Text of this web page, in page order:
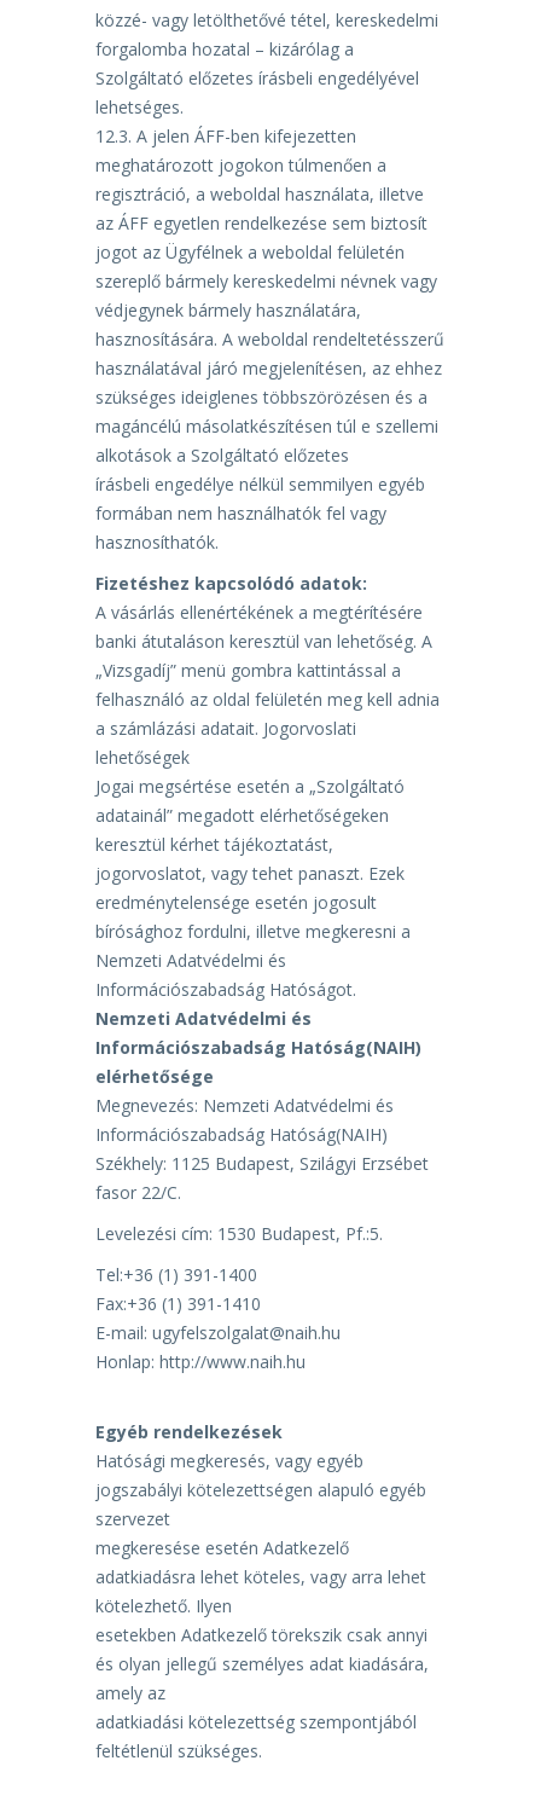
közzé- vagy letölthetővé tétel, kereskedelmi
forgalomba hozatal – kizárólag a
Szolgáltató előzetes írásbeli engedélyével
lehetséges.
12.3. A jelen ÁFF-ben kifejezetten
meghatározott jogokon túlmenően a
regisztráció, a weboldal használata, illetve
az ÁFF egyetlen rendelkezése sem biztosít
jogot az Ügyfélnek a weboldal felületén
szereplő bármely kereskedelmi névnek vagy
védjegynek bármely használatára,
hasznosítására. A weboldal rendeltetésszerű
használatával járó megjelenítésen, az ehhez
szükséges ideiglenestöbbszörözésen és a
magáncélú másolatkészítésen túl e szellemi
alkotások a Szolgáltató előzetes
írásbeli engedélye nélkül semmilyen egyéb
formában nem használhatók fel vagy
hasznosíthatók.
Fizetéshez kapcsolódó adatok:
A vásárlás ellenértékének a megtérítésére
banki átutaláson keresztül van lehetőség. A
„Vizsgadíj” menü gombra kattintással a
felhasználó az oldal felületén meg kell adnia
a számlázási adatait. Jogorvoslati
lehetőségek
Jogai megsértése esetén a „Szolgáltató
adatainál” megadott elérhetőségeken
keresztül kérhettájékoztatást,
jogorvoslatot, vagy tehet panaszt. Ezek
eredménytelensége esetén jogosult
bírósághoz fordulni, illetve megkeresni a
Nemzeti Adatvédelmi és
Információszabadság Hatóságot.
Nemzeti Adatvédelmi és
Információszabadság Hatóság(NAIH)
elérhetősége
Megnevezés: Nemzeti Adatvédelmi és
Információszabadság Hatóság(NAIH)
Székhely: 1125 Budapest, Szilágyi Erzsébet
fasor 22/C.
Levelezési cím: 1530 Budapest, Pf.:5.
Tel:+36 (1) 391-1400
Fax:+36 (1) 391-1410
E-mail: ugyfelszolgalat@naih.hu
Honlap: http://www.naih.hu
Egyéb rendelkezések
Hatósági megkeresés, vagy egyéb
jogszabályi kötelezettségen alapuló egyéb
szervezet
megkeresése esetén Adatkezelő
adatkiadásra lehet köteles, vagy arra lehet
kötelezhető. Ilyen
esetekben Adatkezelő törekszik csak annyi
és olyan jellegű személyes adat kiadására,
amely az
adatkiadási kötelezettség szempontjából
feltétlenül szükséges.